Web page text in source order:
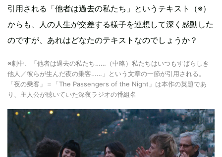
引用される「他者は過去の私たち」というテキスト（※）
からも、人の人生が交差する様子を連想して深く感動した
のですが、あれはどなたのテキストなのでしょうか？
※劇中、「他者は過去の私たち……（中略）私たちはいつもすばらしき
他人／彼らが生んだ夜の乗客……」という文章の一節が引用される。
「夜の乗客」＝「The Passengers of the Night」は本作の英題であ
り、主人公が聴いていた深夜ラジオの番組名